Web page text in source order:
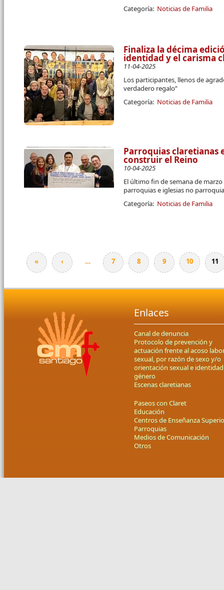
Categoría: Noticias de Familia
Finaliza la décima
identidad y el carisma
11-04-2025
Los participantes, llenos de
verdadero regalo”
Categoría: Noticias de Familia
Parroquias claretianas
construir el Reino
10-04-2025
El último fin de semana de
parroquias e iglesias no
Categoría: Noticias de Familia
Páginas
« ‹ … 7 8 9 10 11
Enlaces
Canal de denuncia
Protocolo de prevención y
actuación frente al acoso
sexual, por razón de sexo y/o
orientación sexual e
género
Escenas claretianas
Paseos con Claret
Educación
Centros de Enseñanza
Parroquias
Medios de Comunicación
Otros